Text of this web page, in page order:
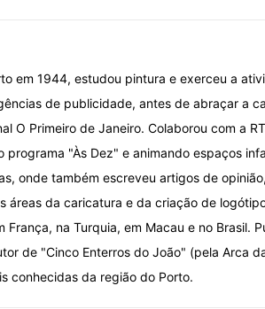
em 1944, estudou pintura e exerceu a
de publicidade, antes de abraçar a
O Primeiro de Janeiro. Colaborou com a
programa "Às Dez" e animando espaços
onde também escreveu artigos de
áreas da caricatura e da criação de
França, na Turquia, em Macau e no Brasil.
de "Cinco Enterros do João" (pela Arca
conhecidas da região do Porto.